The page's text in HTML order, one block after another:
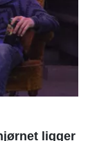
ligger